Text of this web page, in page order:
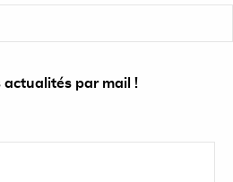
actualités par mail !